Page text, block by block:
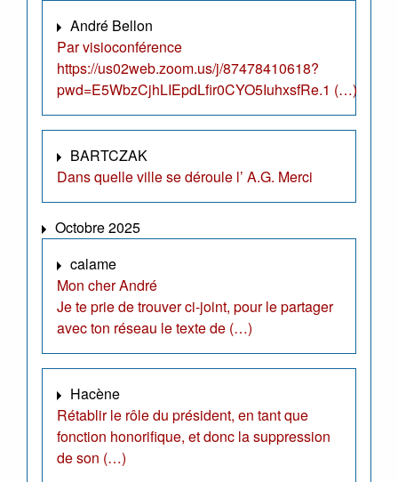
André Bellon
Par visioconférence
https://us02web.zoom.us/j/87478410618?
pwd=E5WbzCjhLIEpdLfir0CYO5IuhxsfRe.1 (…)
BARTCZAK
Dans quelle ville se déroule l’ A.G. Merci
Octobre 2025
calame
Mon cher André
Je te prie de trouver ci-joint, pour le partager
avec ton réseau le texte de (…)
Hacène
Rétablir le rôle du président, en tant que
fonction honorifique, et donc la suppression
de son (…)